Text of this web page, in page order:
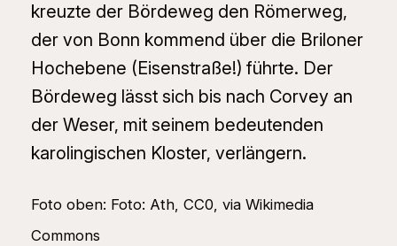
kreuzte der Bördeweg den Römerweg,
der von Bonn kommend über die Briloner
Hochebene (Eisenstraße!) führte. Der
Bördeweg lässt sich bis nach Corvey an
der Weser, mit seinem bedeutenden
karolingischen Kloster, verlängern.
Foto oben: Foto: Ath, CC0, via Wikimedia
Commons